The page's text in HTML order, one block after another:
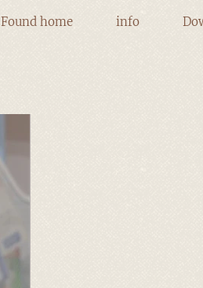
Found home info